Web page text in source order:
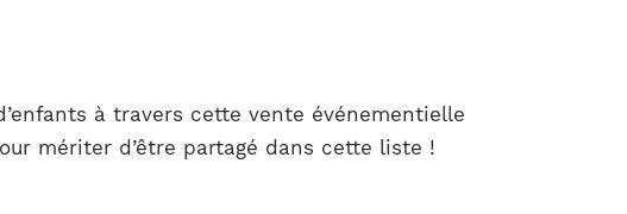
à travers cette vente événementielle
mériter d’être partagé dans cette liste !